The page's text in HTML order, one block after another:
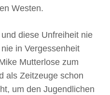
Westen.
diese Unfreiheit nie
in Vergessenheit
Mutterlose zum
als Zeitzeuge schon
um den Jugendlichen